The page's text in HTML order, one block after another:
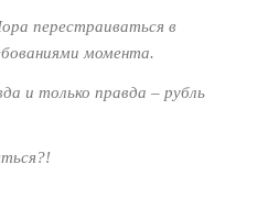
перестраиваться в
момента.
и только правда – рубль